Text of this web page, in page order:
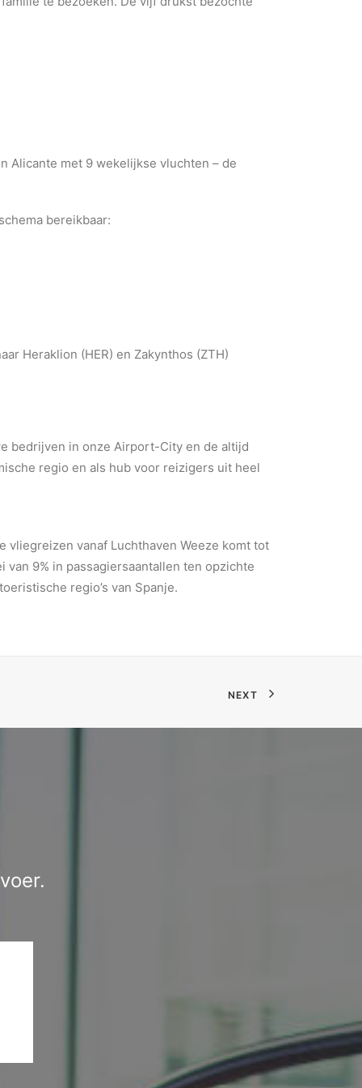
Alicante met 9 wekelijkse vluchten – de
bereikbaar:
Heraklion (HER) en Zakynthos (ZTH)
bedrijven in onze Airport-City en de altijd
regio en als hub voor reizigers uit heel
vliegreizen vanaf Luchthaven Weeze komt tot
9% in passagiersaantallen ten opzichte
regio’s van Spanje.
NEXT